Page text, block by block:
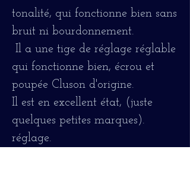
tonalité, qui fonctionne bien sans
bruit ni bourdonnement.
Il a une tige de réglage réglable
qui fonctionne bien, écrou et
poupée Cluson d'origine.
Il est en excellent état, (juste
quelques petites marques).
réglage.